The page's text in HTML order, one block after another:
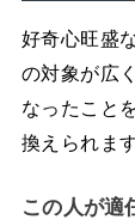
好奇心旺盛
の対象が広
なったこと
換えられます
この人が適